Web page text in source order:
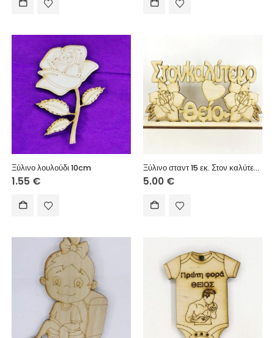
Ξύλινο λουλούδι 10cm
1.55 €
Ξύλινο σταντ 15 εκ. Στον καλύτερο θείο
5.00 €